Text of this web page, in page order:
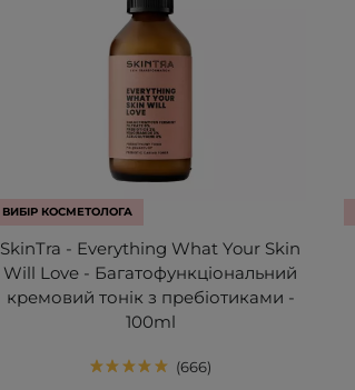
ВИБІР КОСМЕТОЛОГА
SkinTra - Everything What Your Skin
Will Love - Багатофункціональний
кремовий тонік з пребіотиками -
100ml
666